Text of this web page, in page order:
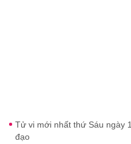
Tử vi mới nhất thứ Sáu ngày
đạo